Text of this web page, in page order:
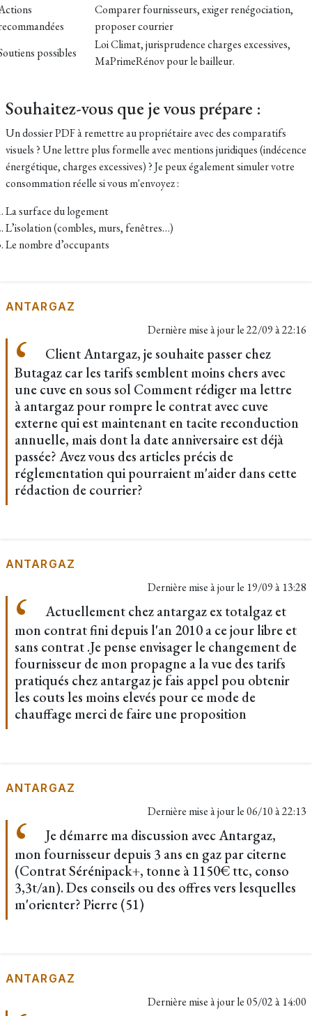
Comparer fournisseurs, exiger renégociation,
proposer courrier
possibles
Loi Climat, jurisprudence charges excessives,
MaPrimeRénov pour le bailleur.
Souhaitez-vous que je vous prépare :
Un dossier PDF à remettre au propriétaire avec des comparatifs
visuels ? Une lettre plus formelle avec mentions juridiques (indécence
énergétique, charges excessives) ? Je peux également simuler votre
consommation réelle si vous m'envoyez :
La surface du logement
L’isolation (combles, murs, fenêtres…)
Le nombre d’occupants
ANTARGAZ
Dernière mise à jour le22/09 à 22:16
Client Antargaz, je souhaite passer chez
Butagaz car les tarifs semblent moins chers avec
une cuve en sous sol Comment rédiger ma lettre
à antargaz pour rompre le contrat avec cuve
externe qui est maintenant en tacite reconduction
annuelle, mais dont la date anniversaire est déjà
passée? Avez vous des articles précis de
réglementation qui pourraient m'aider dans cette
rédaction de courrier?
ANTARGAZ
Dernière mise à jour le 19/09 à 13:28
Actuellement chez antargaz ex totalgaz et
mon contrat fini depuis l'an 2010 a ce jour libre et
sans contrat .Je pense envisager le changement de
fournisseur de mon propagne a la vue des tarifs
pratiqués chez antargaz je fais appel pou obtenir
les couts les moins elevés pour ce mode de
chauffage merci de faire une proposition
ANTARGAZ
Dernière mise à jour le06/10 à 22:13
Je démarre ma discussion avec Antargaz,
mon fournisseur depuis 3 ans en gaz par citerne
(Contrat Sérénipack+, tonne à 1150€ ttc, conso
3,3t/an). Des conseils ou des offres vers lesquelles
m'orienter? Pierre (51)
ANTARGAZ
Dernière mise à jour le05/02 à 14:00